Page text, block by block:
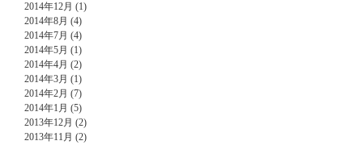
2014年12月 (1)
2014年8月 (4)
2014年7月 (4)
2014年5月 (1)
2014年4月 (2)
2014年3月 (1)
2014年2月 (7)
2014年1月 (5)
2013年12月 (2)
2013年11月 (2)